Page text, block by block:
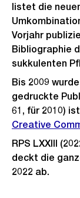
listet die
Vorjahr
Bibliographie
sukkulenten
Bis 2009
gedruckte
61, für 2010)
Creative
RPS LXXIII
deckt die
2022 ab.